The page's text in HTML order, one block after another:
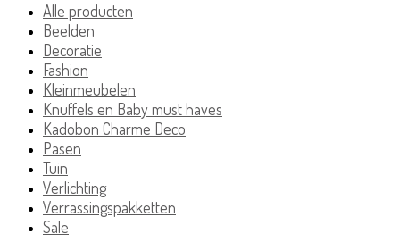
Alle producten
Beelden
Decoratie
Fashion
Kleinmeubelen
Knuffels en Baby must haves
Kadobon Charme Deco
Pasen
Tuin
Verlichting
Verrassingspakketten
Sale